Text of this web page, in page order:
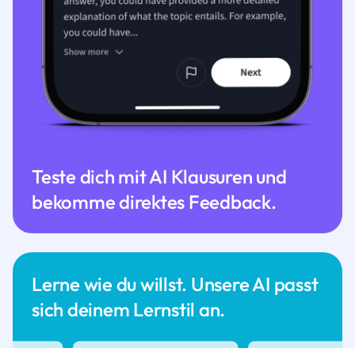
Lerne wie du willst. Unsere AI passt
sich deinem Lernstil an.
Teste dich mit AI Klausuren und
bekomme direktes Feedback.